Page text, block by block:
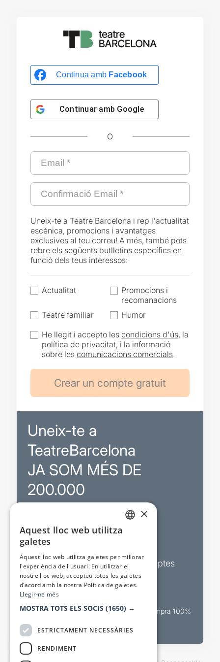
Continua amb Facebook
Continuar amb Google
O
Uneix-te a Teatre Barcelona i rep l'actualitat
escènica, promocions i avantatges
exclusives al teu correu! A més, també pots
rebre els següents butlletins específics en
funció dels teus interessos:
Actualitat
Promocions i
recomanacions
Teatre familiar
Humor
He llegit i accepto lescondicions d'ús, la
política de privacitat, i la informació
sobre lescomunicacions comercials.
Uneix-te a
TeatreBarcelona
JA SOM MÉS DE
200.000
Sortejos exclusius
Butlletins d’actualitat i descomptes
Valora espectacles
Canal oficial de venda teatral Compra 100%
×
Aquest lloc web utilitza
galetes
Aquest lloc web utilitza galetes per millorar
l'experiència de l'usuari. En utilitzar el
nostre lloc web, accepteu totes les galetes
d’acord amb la nostra Política de galetes.
Llegir-ne més
MOSTRA TOTS ELS SOCIS (1650) →
ESTRICTAMENT NECESSÀRIES
RENDIMENT